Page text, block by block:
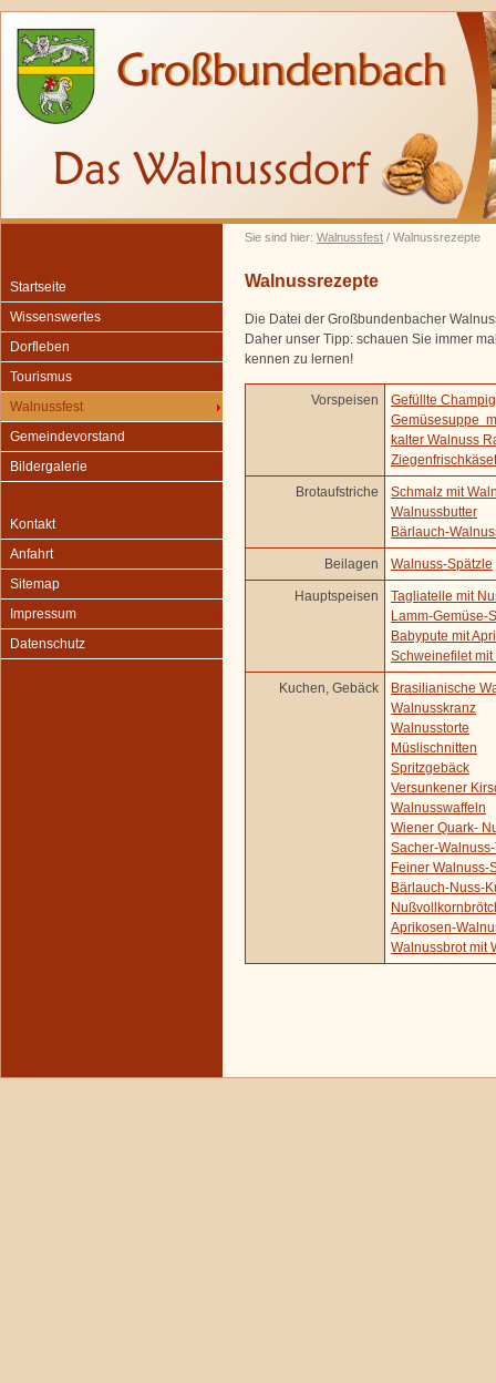
Sie sind hier: Walnussfest / Walnussrezepte
Startseite
Wissenswertes
Dorfleben
Tourismus
Walnussfest
Gemeindevorstand
Bildergalerie
Kontakt
Anfahrt
Sitemap
Impressum
Datenschutz
Walnussrezepte
Die Datei der Großbundenbacher
Daher unser Tipp: schauen Sie immer
kennen zu lernen!
Vorspeisen
Gefüllte
Gemüsesuppe
kalter Walnuss
Brotaufstriche
Schmalz mit
Walnussbutter
Bärlauch-
Beilagen Walnuss-Spätzle
Hauptspeisen
Tagliatelle mit
Lamm-Gemüse-
Babypute mit
Schweinefilet
Kuchen, Gebäck
Brasilianische
Walnusskranz
Walnusstorte
Müslischnitten
Spritzgebäck
Versunkener
Walnusswaffeln
Wiener Quark-
Sacher-
Feiner Walnuss-
Bärlauch-Nuss-
Aprikosen-
Walnussbrot mit